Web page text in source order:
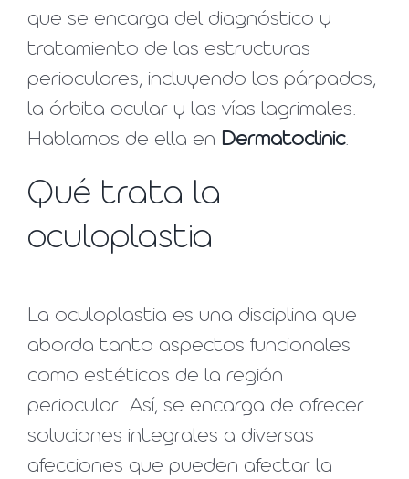
que se encarga del diagnóstico y
tratamiento de las estructuras
perioculares, incluyendo los párpados,
la órbita ocular y las vías lagrimales.
Hablamos de ella en Dermatoclinic.
Qué trata la
oculoplastia
La oculoplastia es una disciplina que
aborda tanto aspectos funcionales
como estéticos de la región
periocular. Así, se encarga de ofrecer
soluciones integrales a diversas
afecciones que pueden afectar la